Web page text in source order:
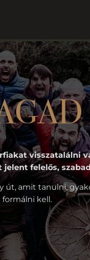
visszatalálni
felelős,
út, amit tanulni,
kell.